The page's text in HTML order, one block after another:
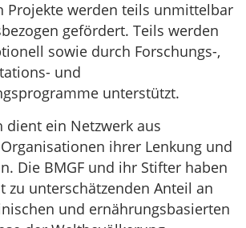
Projekte werden teils unmittelbar
gefördert. Teils werden
sowie durch Forschungs-,
und
unterstützt.
dient ein Netzwerk aus
ihrer Lenkung und
Die BMGF und ihr Stifter haben
zu unterschätzenden Anteil an
und ernährungsbasierten